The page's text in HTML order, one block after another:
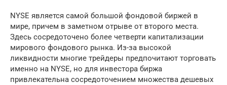
NYSE является самой большой фондовой биржей в
мире, причем в заметном отрыве от второго места.
Здесь сосредоточено более четверти капитализации
мирового фондового рынка. Из-за высокой
ликвидности многие трейдеры предпочитают торговать
именно на NYSE, но для инвестора биржа
привлекательна сосредоточением множества дешевых